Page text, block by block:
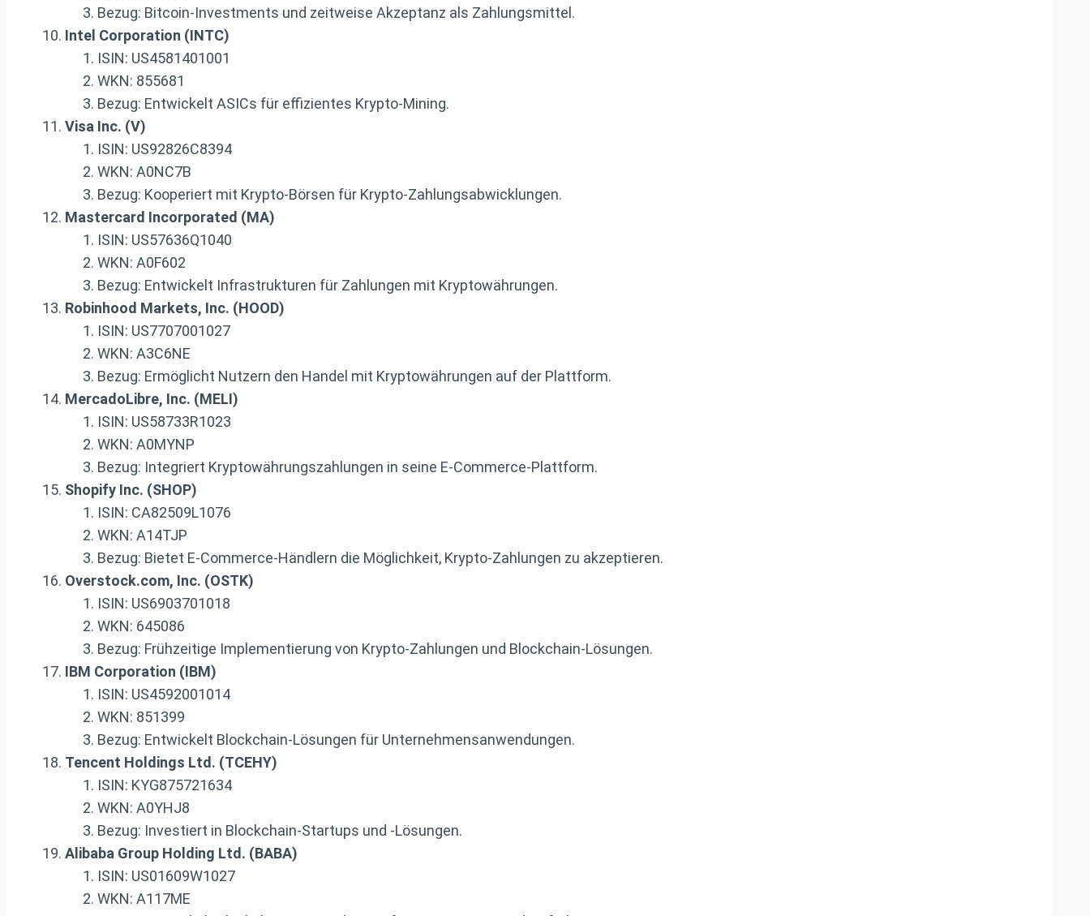
Bezug: Bitcoin-Investments und zeitweise Akzeptanz als Zahlungsmittel.
Intel Corporation (INTC)
ISIN: US4581401001
WKN: 855681
Bezug: Entwickelt ASICs für effizientes Krypto-Mining.
Visa Inc. (V)
ISIN: US92826C8394
WKN: A0NC7B
Bezug: Kooperiert mit Krypto-Börsen für Krypto-Zahlungsabwicklungen.
Mastercard Incorporated (MA)
ISIN: US57636Q1040
WKN: A0F602
Bezug: Entwickelt Infrastrukturen für Zahlungen mit Kryptowährungen.
Robinhood Markets, Inc. (HOOD)
ISIN: US7707001027
WKN: A3C6NE
Bezug: Ermöglicht Nutzern den Handel mit Kryptowährungen auf der Plattform.
MercadoLibre, Inc. (MELI)
ISIN: US58733R1023
WKN: A0MYNP
Bezug: Integriert Kryptowährungszahlungen in seine E-Commerce-Plattform.
Shopify Inc. (SHOP)
ISIN: CA82509L1076
WKN: A14TJP
Bezug: Bietet E-Commerce-Händlern die Möglichkeit, Krypto-Zahlungen zu akzeptieren.
Overstock.com, Inc. (OSTK)
ISIN: US6903701018
WKN: 645086
Bezug: Frühzeitige Implementierung von Krypto-Zahlungen und Blockchain-Lösungen.
IBM Corporation (IBM)
ISIN: US4592001014
WKN: 851399
Bezug: Entwickelt Blockchain-Lösungen für Unternehmensanwendungen.
Tencent Holdings Ltd. (TCEHY)
ISIN: KYG875721634
WKN: A0YHJ8
Bezug: Investiert in Blockchain-Startups und -Lösungen.
Alibaba Group Holding Ltd. (BABA)
ISIN: US01609W1027
WKN: A117ME